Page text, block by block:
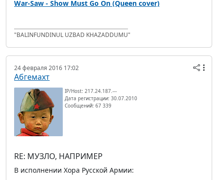
War-Saw - Show Must Go On (Queen cover)
"BALINFUNDINUL UZBAD KHAZADDUMU"
24 февраля 2016 17:02
Абгемахт
IP/Host: 217.24.187.---
Дата регистрации: 30.07.2010
Сообщений: 67 339
RE: МУЗЛО, НАПРИМЕР
В исполнении Хора Русской Армии: